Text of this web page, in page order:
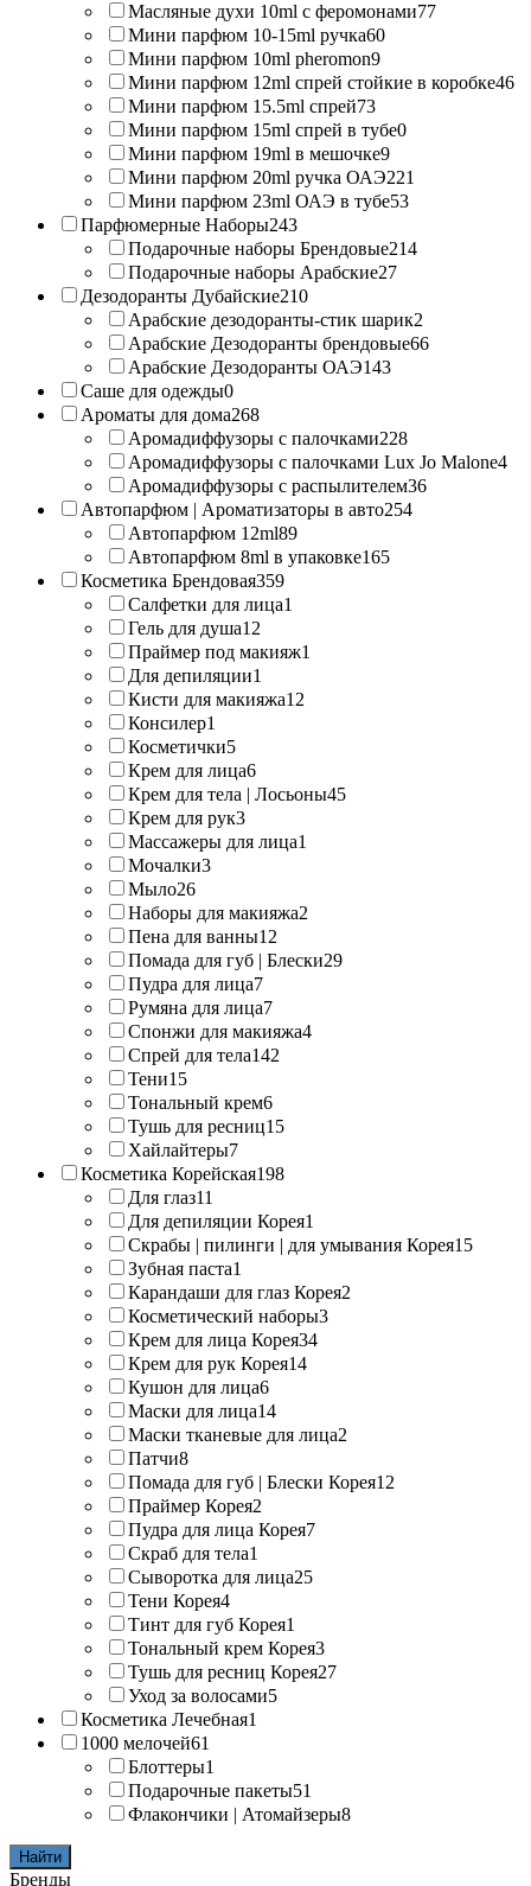
Масляные духи 10ml с феромонами77
Мини парфюм 10-15ml ручка60
Мини парфюм 10ml pheromon9
Мини парфюм 12ml спрей стойкие в коробке46
Мини парфюм 15.5ml спрей73
Мини парфюм 15ml спрей в тубе0
Мини парфюм 19ml в мешочке9
Мини парфюм 20ml ручка ОАЭ221
Мини парфюм 23ml ОАЭ в тубе53
Парфюмерные Наборы243
Подарочные наборы Брендовые214
Подарочные наборы Арабские27
Дезодоранты Дубайские210
Арабские дезодоранты-стик шарик2
Арабские Дезодоранты брендовые66
Арабские Дезодоранты ОАЭ143
Саше для одежды0
Ароматы для дома268
Аромадиффузоры с палочками228
Аромадиффузоры с палочками Lux Jo Malone4
Аромадиффузоры с распылителем36
Автопарфюм | Ароматизаторы в авто254
Автопарфюм 12ml89
Автопарфюм 8ml в упаковке165
Косметика Брендовая359
Салфетки для лица1
Гель для душа12
Праймер под макияж1
Для депиляции1
Кисти для макияжа12
Консилер1
Косметички5
Крем для лица6
Крем для тела | Лосьоны45
Крем для рук3
Массажеры для лица1
Мочалки3
Мыло26
Наборы для макияжа2
Пена для ванны12
Помада для губ | Блески29
Пудра для лица7
Румяна для лица7
Спонжи для макияжа4
Спрей для тела142
Тени15
Тональный крем6
Тушь для ресниц15
Хайлайтеры7
Косметика Корейская198
Для глаз11
Для депиляции Корея1
Скрабы | пилинги | для умывания Корея15
Зубная паста1
Карандаши для глаз Корея2
Косметический наборы3
Крем для лица Корея34
Крем для рук Корея14
Кушон для лица6
Маски для лица14
Маски тканевые для лица2
Патчи8
Помада для губ | Блески Корея12
Праймер Корея2
Пудра для лица Корея7
Скраб для тела1
Сыворотка для лица25
Тени Корея4
Тинт для губ Корея1
Тональный крем Корея3
Тушь для ресниц Корея27
Уход за волосами5
Косметика Лечебная1
1000 мелочей61
Блоттеры1
Подарочные пакеты51
Флакончики | Атомайзеры8
Найти
Бренды